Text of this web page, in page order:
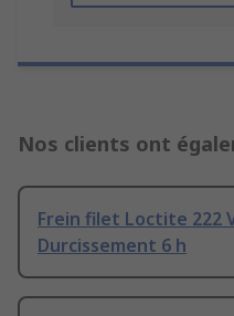
Nos clients ont
Frein filet Loctite 222
Durcissement 6 h